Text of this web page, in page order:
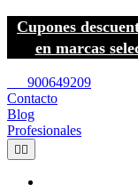
Cupones
en marcas
900649209
Contacto
Blog
Profesionales
 